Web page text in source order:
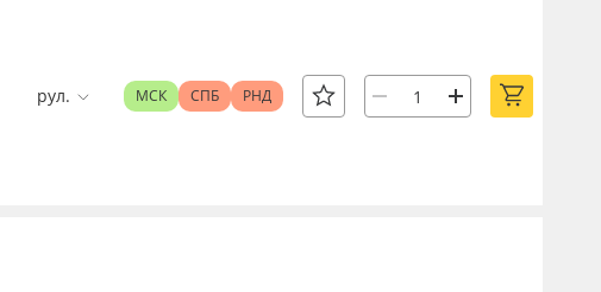
рул. МСК СПБ РНД